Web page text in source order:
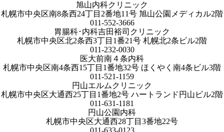
旭山内科クリニック
札幌市中央区南8条西24丁目2番地11号 旭山公園メディカル2階
011-552-3666
胃腸科･内科吉田裕司クリニック
札幌市中央区北2条西3丁目1番21号 札幌北2条ビル2階
011-232-0030
医大前南４条内科
札幌市中央区南4条西15丁目1番地32号 ほくやく南4条ビル3階
011-521-1159
円山エルムクリニック
札幌市中央区大通西25丁目1番地2号 ハートランド円山ビル2階
011-631-1181
円山公園内科
札幌市中央区大通西28丁目3番地22号
011-633-0123